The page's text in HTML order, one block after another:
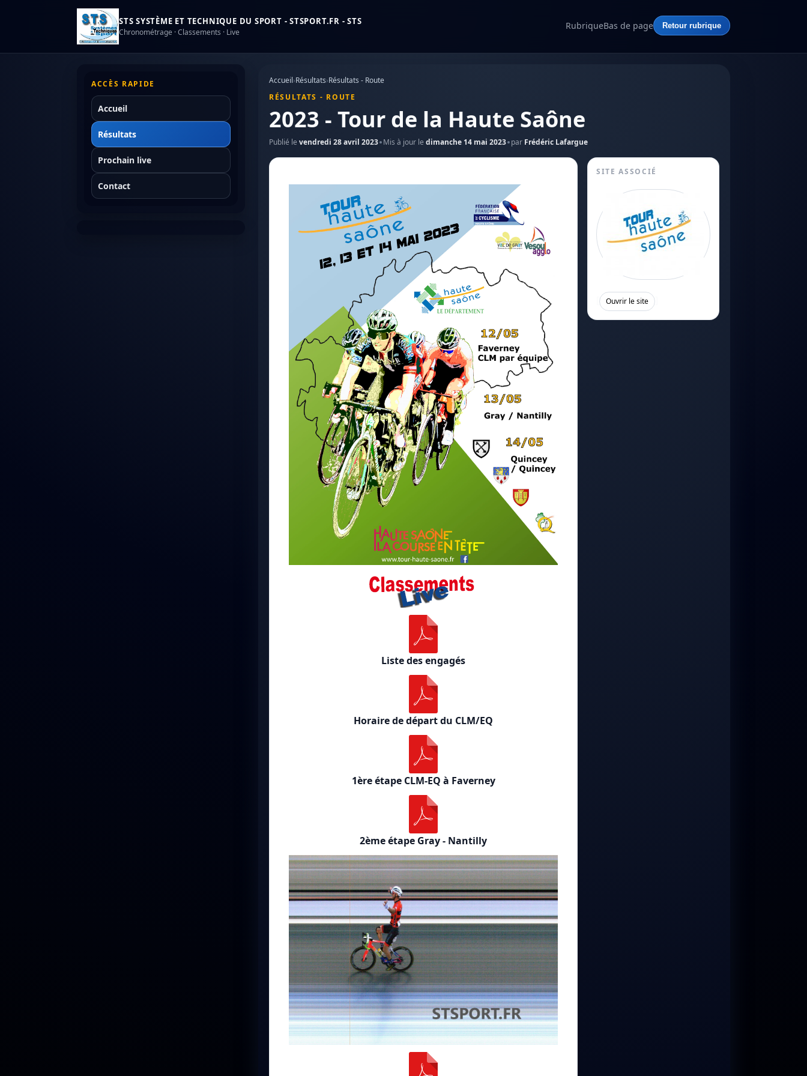
STS SYSTÈME ET TECHNIQUE DU SPORT - STSPORT.FR - STS
Chronométrage · Classements · Live
RubriqueBas de page Retour rubrique
ACCÈS RAPIDE
Accueil
Résultats
Prochain live
Contact
Accueil›Résultats›Résultats - Route
RÉSULTATS - ROUTE
2023 - Tour de la Haute Saône
Publié le vendredi 28 avril 2023 Mis à jour le dimanche 14 mai 2023 par Frédéric Lafargue
Liste des engagés
Horaire de départ du CLM/EQ
1ère étape CLM-EQ à Faverney
2ème étape Gray - Nantilly
SITE ASSOCIÉ
Ouvrir le site